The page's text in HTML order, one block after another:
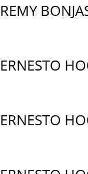
REMY
ERNESTO
ERNESTO